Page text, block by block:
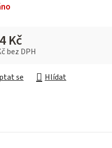
Kč
bez DPH
se
Hlídat